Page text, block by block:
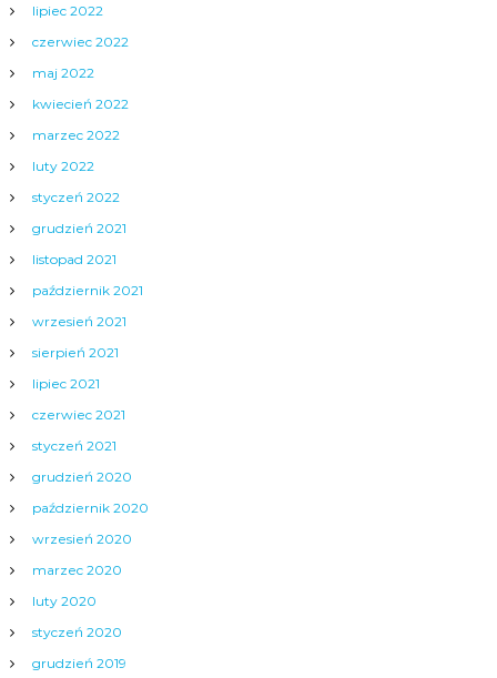
lipiec 2022
czerwiec 2022
maj 2022
kwiecień 2022
marzec 2022
luty 2022
styczeń 2022
grudzień 2021
listopad 2021
październik 2021
wrzesień 2021
sierpień 2021
lipiec 2021
czerwiec 2021
styczeń 2021
grudzień 2020
październik 2020
wrzesień 2020
marzec 2020
luty 2020
styczeń 2020
grudzień 2019